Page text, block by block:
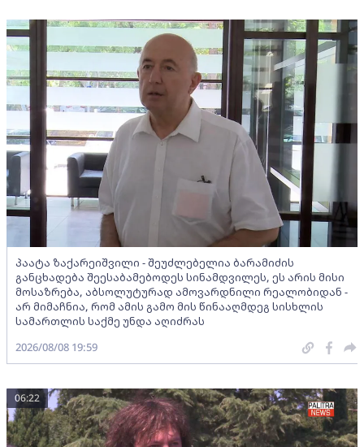
პაატა ზაქარეიშვილი - შეუძლებელია ბარამიძის
განცხადება შეესაბამებოდეს სინამდვილეს, ეს არის მისი
მოსაზრება, აბსოლუტურად ამოვარდნილი რეალობიდან -
არ მიმაჩნია, რომ ამის გამო მის წინააღმდეგ სისხლის
სამართლის საქმე უნდა აღიძრას
2026/08/08 19:59
06:22